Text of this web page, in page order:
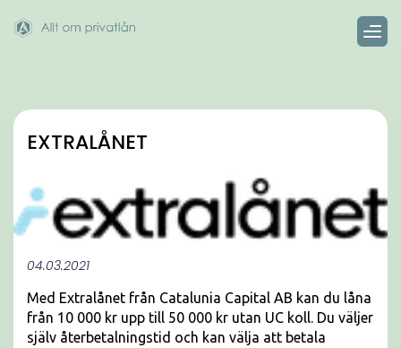
EXTRALÅNET
04.03.2021
Med Extralånet från Catalunia Capital AB kan du låna
från 10 000 kr upp till 50 000 kr utan UC koll. Du väljer
själv återbetalningstid och kan välja att betala